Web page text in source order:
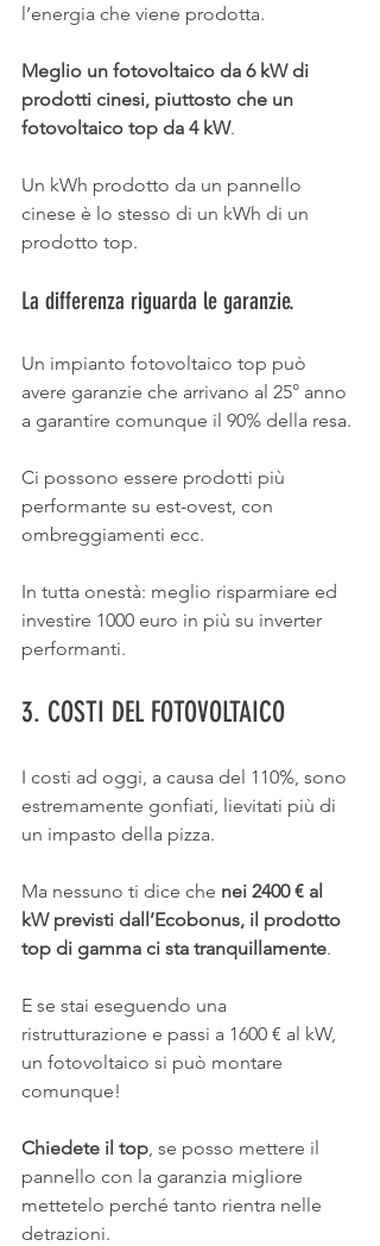
l’energia che viene prodotta.
Meglio un fotovoltaico da 6 kW di
prodotti cinesi, piuttosto che un
fotovoltaico top da 4 kW.
Un kWh prodotto da un pannello
cinese è lo stesso di un kWh di un
prodotto top.
La differenza riguarda le garanzie.
Un impianto fotovoltaico top può
avere garanzie che arrivano al 25° anno
a garantire comunque il 90% della resa.
Ci possono essere prodotti più
performante su est-ovest, con
ombreggiamenti ecc.
In tutta onestà: meglio risparmiare ed
investire 1000 euro in più su inverter
performanti.
3. COSTI DEL FOTOVOLTAICO
I costi ad oggi, a causa del 110%, sono
estremamente gonfiati, lievitati più di
un impasto della pizza.
Ma nessuno ti dice che nei 2400 € al
kW previsti dall’Ecobonus, il prodotto
top di gamma ci sta tranquillamente.
E se stai eseguendo una
ristrutturazione e passi a 1600 € al kW,
un fotovoltaico si può montare
comunque!
Chiedete il top , se posso mettere il
pannello con la garanzia migliore
mettetelo perché tanto rientra nelle
detrazioni.